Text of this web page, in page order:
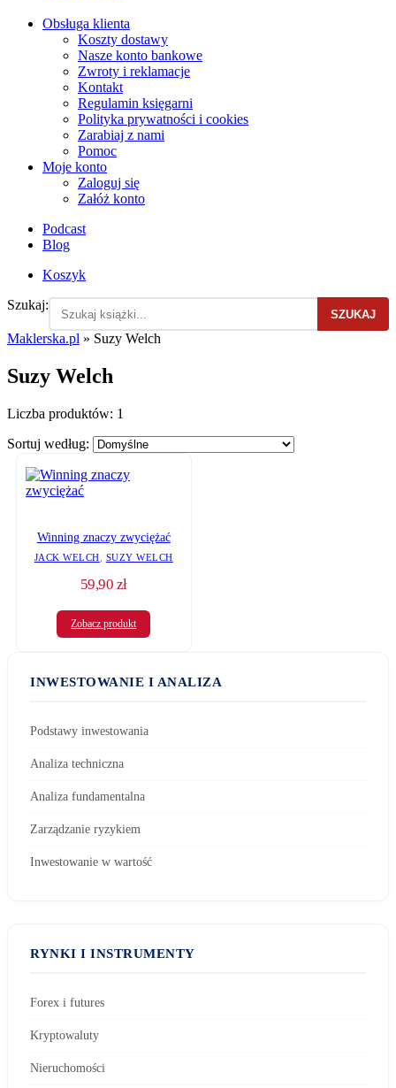
Obsługa klienta
Koszty dostawy
Nasze konto bankowe
Zwroty i reklamacje
Kontakt
Regulamin księgarni
Polityka prywatności i cookies
Zarabiaj z nami
Pomoc
Moje konto
Zaloguj się
Załóż konto
Podcast
Blog
Koszyk
Szukaj:
SZUKAJ
Maklerska.pl » Suzy Welch
Suzy Welch
Liczba produktów: 1
Sortuj według:
Winning znaczy zwyciężać
JACK WELCH SUZY WELCH
59,90 zł
Zobacz produkt
INWESTOWANIE I ANALIZA
Podstawy inwestowania
Analiza techniczna
Analiza fundamentalna
Zarządzanie ryzykiem
Inwestowanie w wartość
RYNKI I INSTRUMENTY
Forex i futures
Kryptowaluty
Nieruchomości